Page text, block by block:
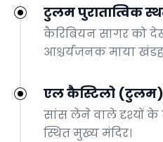
टुलम पुरातात्विक
कैरिबियन सागर को
आश्चर्यजनक माया
एल कैस्टिलो (टुलम)
सांस लेने वाले दृश्यों के
स्थित मुख्य मंदिर।